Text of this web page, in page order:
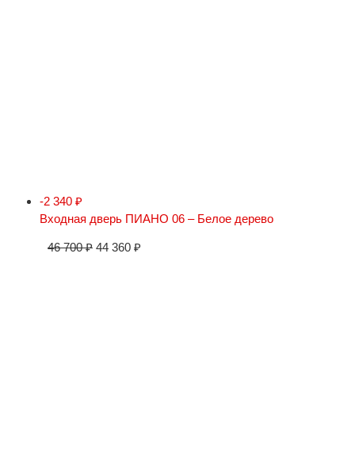
-2 340 ₽
Входная дверь ПИАНО 06 – Белое дерево
46 700₽ 44 360 ₽